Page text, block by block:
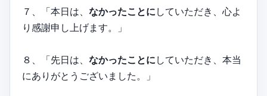
７、「本日は、 なかったことに していただき、心よ
り感謝申し上げます。」
８、「先日は、 なかったことに していただき、本当
にありがとうございました。」